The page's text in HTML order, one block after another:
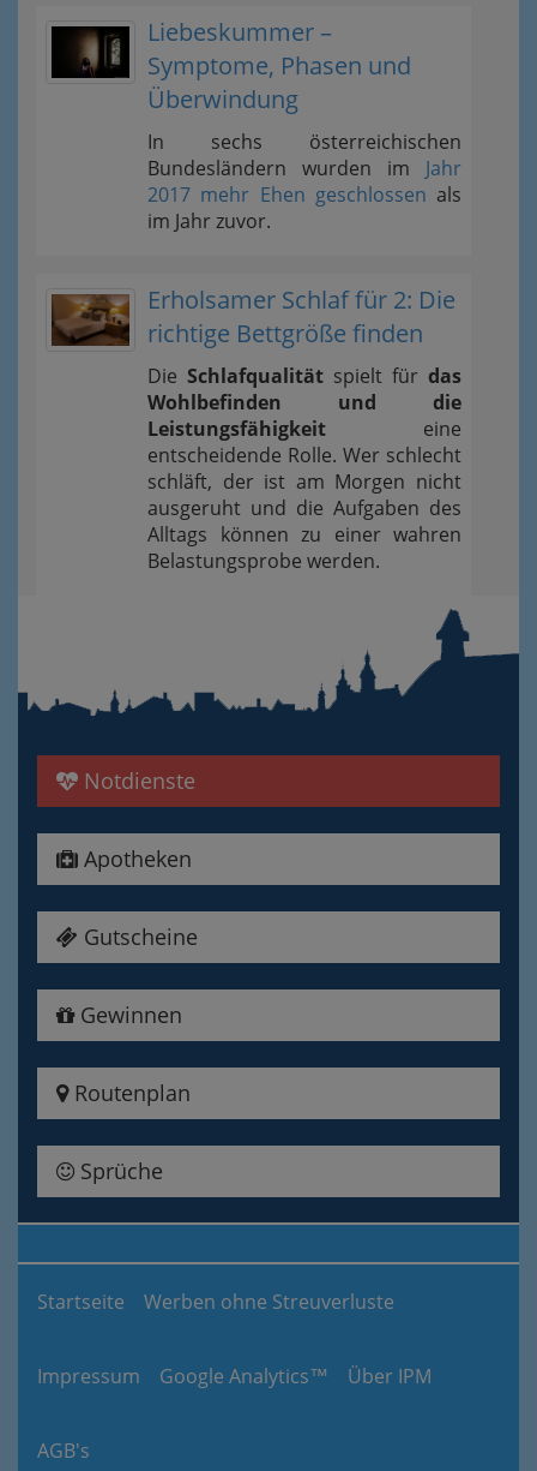
Liebeskummer –
Symptome, Phasen und
Überwindung
In sechs österreichischen
Bundesländern wurden im Jahr
2017 mehr Ehen geschlossen als
im Jahr zuvor.
Erholsamer Schlaf für 2: Die
richtige Bettgröße finden
Die Schlafqualität spielt für das
Wohlbefinden und die
Leistungsfähigkeit eine
entscheidende Rolle. Wer schlecht
schläft, der ist am Morgen nicht
ausgeruht und die Aufgaben des
Alltags können zu einer wahren
Belastungsprobe werden.
Notdienste
Apotheken
Gutscheine
Gewinnen
Routenplan
Sprüche
Startseite Werben ohne Streuverluste
Impressum Google Analytics™ Über IPM
AGB's